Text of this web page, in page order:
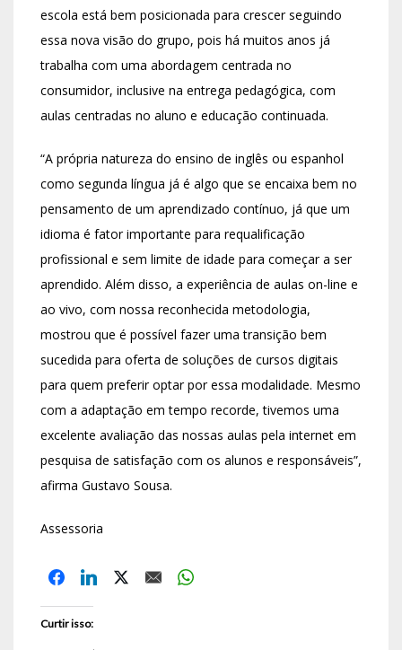
escola está bem posicionada para crescer seguindo
essa nova visão do grupo, pois há muitos anos já
trabalha com uma abordagem centrada no
consumidor, inclusive na entrega pedagógica, com
aulas centradas no aluno e educação continuada.
“A própria natureza do ensino de inglês ou espanhol
como segunda língua já é algo que se encaixa bem no
pensamento de um aprendizado contínuo, já que um
idioma é fator importante para requalificação
profissional e sem limite de idade para começar a ser
aprendido. Além disso, a experiência de aulas on-line e
ao vivo, com nossa reconhecida metodologia,
mostrou que é possível fazer uma transição bem
sucedida para oferta de soluções de cursos digitais
para quem preferir optar por essa modalidade. Mesmo
com a adaptação em tempo recorde, tivemos uma
excelente avaliação das nossas aulas pela internet em
pesquisa de satisfação com os alunos e responsáveis”,
afirma Gustavo Sousa.
Assessoria
Curtir isso: